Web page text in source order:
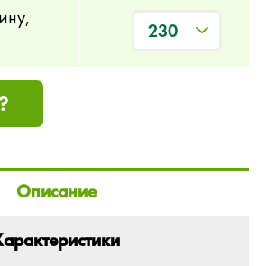
230
Описание